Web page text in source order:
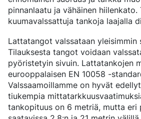
KEVYET JA RASKAAT
KOMPONENTTIKOHTAISET
ALUSTAKOMPONENTIT
ENERGIA
ÖLJY JA KAASU
TUULIVOIMA
KULJETUSKALUSTO
BOORITERÄKSET
TYPETYSTERÄKSET
MARAGING-TERÄS
PUOLIVALMIIT-KOMPONENTIT
PUOLIVALMIIT KOMPONENTIT
PUOLIVALMIIT KOMPONENTIT
KOVAKROMATUT TANGOT JA
OPTIMAALISTA
CROMAX-TUOTTEIDEN
HYDRAULISYLINTEREIDEN
VALSSILANGAT JA KIEPILLE
(BAR-IN-COIL)
SAUMATTOMAT PUTKET JA
SERTIFIKAATIT JA
OVAKO SCIENCE AND VISITOR
YHTEISKUNTAVASTUU
YRITYSETIIKKA
KESTÄVÄN KEHITYKSEN
JOHTO
LIIKETOIMINTAMME
MAAILMANLAAJUISEN
ERIKOISTERÄKSISSÄ
TUOTANTOYKSIKÖT
VETYLAITOKSEMME
DANIEL STÅHL
UUTISET JA TIEDOTTEET
TAPAHTUMAT JA
STRENGTH OF STEEL
MEDIAPANKKIIN
Suomi English
Myyntikonttorit
Pohjois-Eurooppa
Keski-Eurooppa
Itä-Eurooppa
Yhteystiedot
Ovatrack
pinnanlaatu ja vähäinen hiilenkato.
kuumavalssattuja tankoja laajalla
Lattatangot valssataan yleisimmin
Tilauksesta tangot voidaan
pyöristetyin sivuin. Lattatankojen
eurooppalaisen EN 10058 -
Valssaamoillamme on hyvät
tiukempia
tankopituus on 6 metriä, mutta eri